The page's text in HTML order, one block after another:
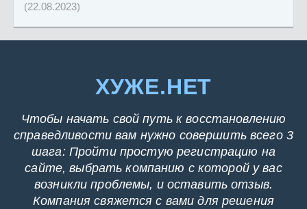
(22.08.2023)
ХУЖЕ.НЕТ
Чтобы начать свой путь к восстановлению
справедливости вам нужно совершить всего 3
шага: Пройти простую регистрацию на
сайте, выбрать компанию с которой у вас
возникли проблемы, и оставить отзыв.
Компания свяжется с вами для решения